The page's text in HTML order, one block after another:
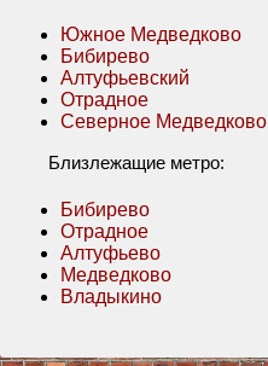
Южное Медведково
Бибирево
Алтуфьевский
Отрадное
Северное Медведково
Близлежащие метро:
Бибирево
Отрадное
Алтуфьево
Медведково
Владыкино